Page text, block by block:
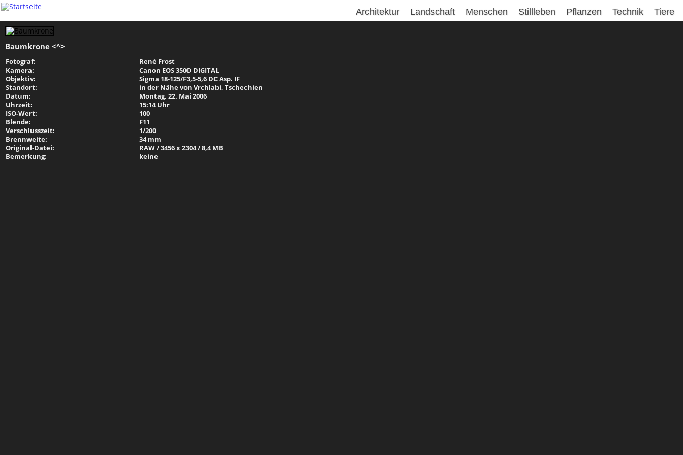
Tiere
Technik
Pflanzen
Stillleben
Menschen
Landschaft
Architektur
Baumkrone <^>
Fotograf:
René Frost
Kamera:
Canon EOS 350D DIGITAL
Objektiv:
Sigma 18-125/F3,5-5,6 DC Asp. IF
Standort:
in der Nähe von Vrchlabí, Tschechien
Datum:
Montag, 22. Mai 2006
Uhrzeit:
15:14 Uhr
ISO-Wert:
100
Blende:
F11
Verschlusszeit:
1/200
Brennweite:
34 mm
Original-Datei:
RAW / 3456 x 2304 / 8,4 MB
Bemerkung:
keine